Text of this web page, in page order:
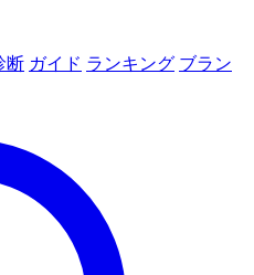
断 ガイド ランキング ブラン